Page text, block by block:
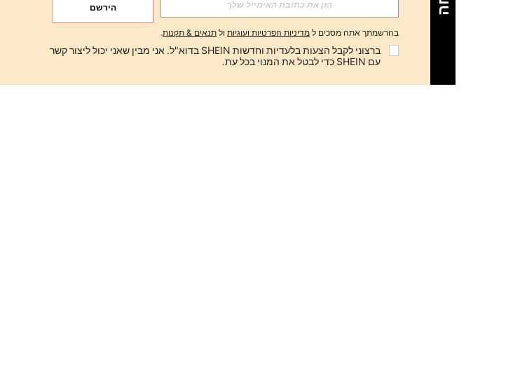
הירשם
בהרשמתך אתה מסכים ל מדיניות הפרטיות ועוגיות ול תנאים & תקנות.
ברצוני לקבל הצעות בלעדיות וחדשות SHEIN בדוא"ל. אני מבין שאני יכול ליצור קשר
עם SHEIN כדי לבטל את המנוי בכל עת.